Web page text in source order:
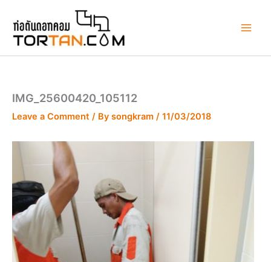
content
IMG_25600420_105112
Leave a Comment / By songkram / 11/03/2018